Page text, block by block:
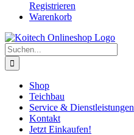
Registrieren
Warenkorb
Suche
nach:
Shop
Teichbau
Service & Dienstleistungen
Kontakt
Jetzt Einkaufen!